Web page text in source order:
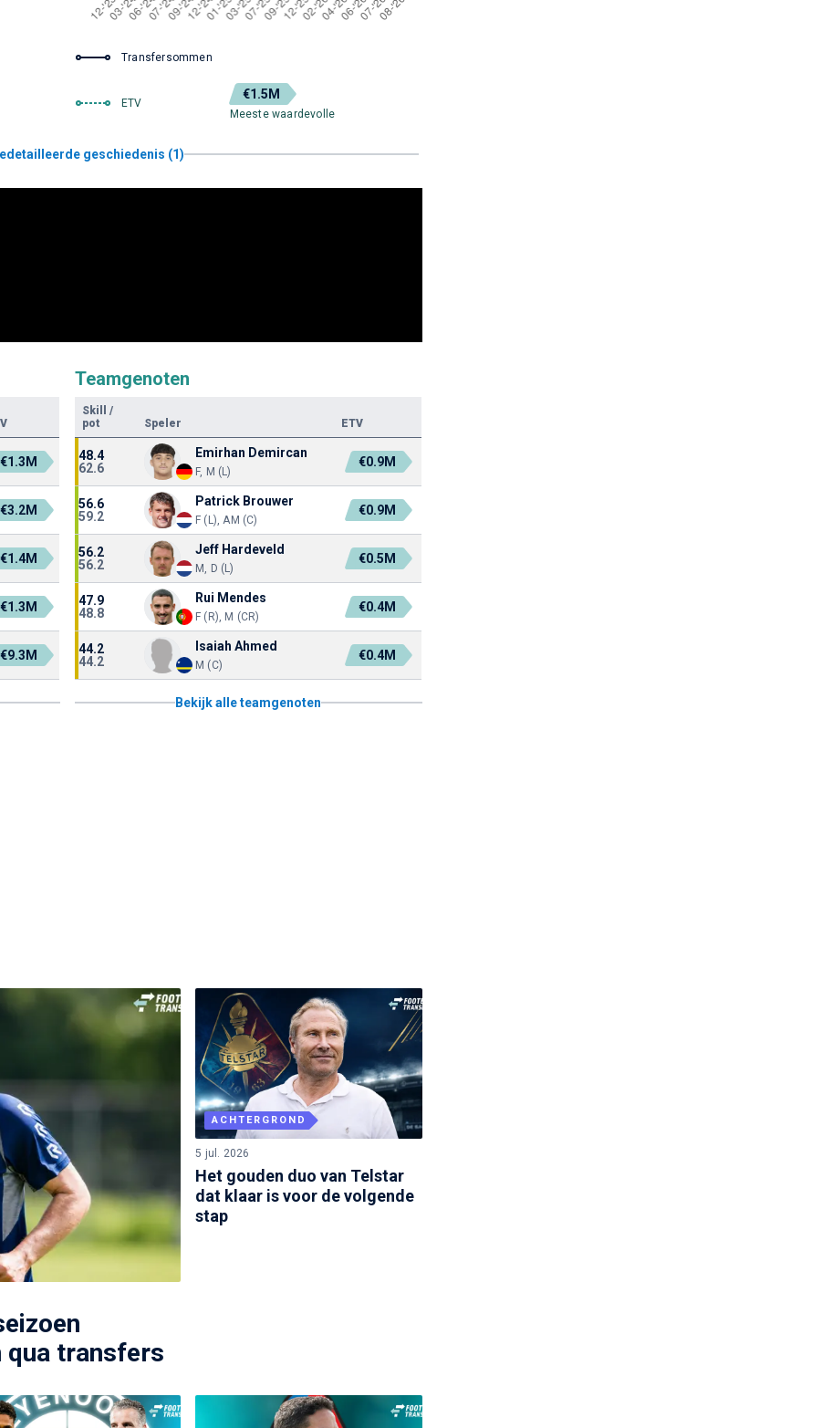
Transfersommen
ETV
€1.5M
Meeste waardevolle
geschiedenis (1)
€1.3M
€3.2M
€1.4M
€1.3M
€9.3M
Teamgenoten
Skill
/
pot
Speler ETV
48.4
62.6
Emirhan Demircan
F, M (L)
€0.9M
56.6
59.2
Patrick Brouwer
F (L), AM (C)
€0.9M
56.2
56.2
Jeff Hardeveld
M, D (L)
€0.5M
47.9
48.8
Rui Mendes
F (R), M (CR)
€0.4M
44.2
44.2
Isaiah Ahmed
M (C)
€0.4M
Bekijk alle teamgenoten
qua transfers
ACHTERGROND
5 jul. 2026
Het gouden duo van Telstar
dat klaar is voor de volgende
stap